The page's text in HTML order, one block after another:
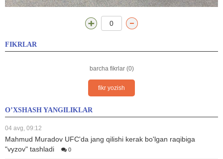
0
FIKRLAR
barcha fikrlar (0)
fikr yozish
O’XSHASH YANGILIKLAR
04 avg, 09:12
Mahmud Muradov UFC'da jang qilishi kerak bo'lgan raqibiga
"vyzov" tashladi
0